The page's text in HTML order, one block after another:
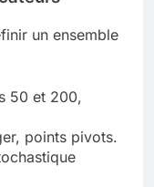
un ensemble
50 et 200,
points pivots.